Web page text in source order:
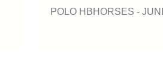
POLO HBHORSES -